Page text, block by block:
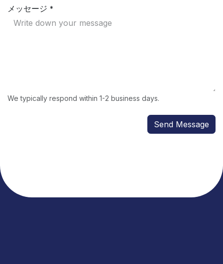
メッセージ *
We typically respond within 1-2 business days.
Send Message